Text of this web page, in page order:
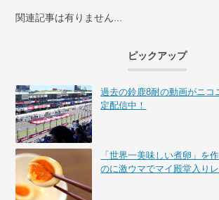
関連記事は有りません...
ピックアップ
過去の鈴鹿8耐の動画がニコ
定配信中！
「世界一美味しい煮卵」を
のに激ウマでマイ殿堂入り